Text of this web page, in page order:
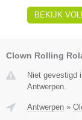
BEKIJK
Clown Rolling
Niet gevestigd
Antwerpen.
Antwerpen »